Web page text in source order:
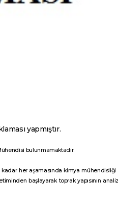
yapmıştır.
bulunmamaktadır.
her aşamasında kimya mühendisliği
başlayarak toprak yapısının